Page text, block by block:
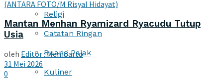
Religi
Catatan Ringan
Ruang Pajak
Kuliner
Mantan Menhan Ryamizard Ryacudu Tutup
Usia
oleh Editor : Memoarto
31 Mei 2026
0